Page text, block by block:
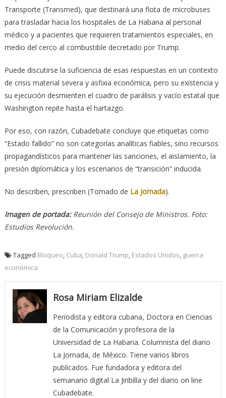
Transporte (Transmed), que destinará una flota de microbuses
para trasladar hacia los hospitales de La Habana al personal
médico y a pacientes que requieren tratamientos especiales, en
medio del cerco al combustible decretado por Trump.
Puede discutirse la suficiencia de esas respuestas en un contexto
de crisis material severa y asfixia económica, pero su existencia y
su ejecución desmienten el cuadro de parálisis y vacío estatal que
Washington repite hasta el hartazgo.
Por eso, con razón, Cubadebate concluye que etiquetas como
“Estado fallido” no son categorías analíticas fiables, sino recursos
propagandísticos para mantener las sanciones, el aislamiento, la
presión diplomática y los escenarios de “transición” inducida.
No describen, prescriben (Tomado de La Jornada).
Imagen de portada:Reunión del Consejo de Ministros. Foto:
Estudios Revolución.
Tagged Bloqueo Cuba Donald Trump Estados Unidos guerra
económica
Rosa Miriam Elizalde
Periodista y editora cubana, Doctora en Ciencias
de la Comunicación y profesora de la
Universidad de La Habana. Columnista del diario
La Jornada, de México. Tiene varios libros
publicados. Fue fundadora y editora del
semanario digital La Jiribilla y del diario on line
Cubadebate.